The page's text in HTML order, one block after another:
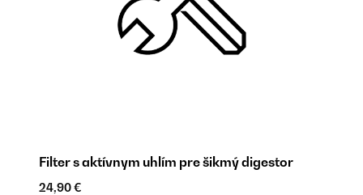
Filter s aktívnym uhlím pre šikmý digestor
24,90 €